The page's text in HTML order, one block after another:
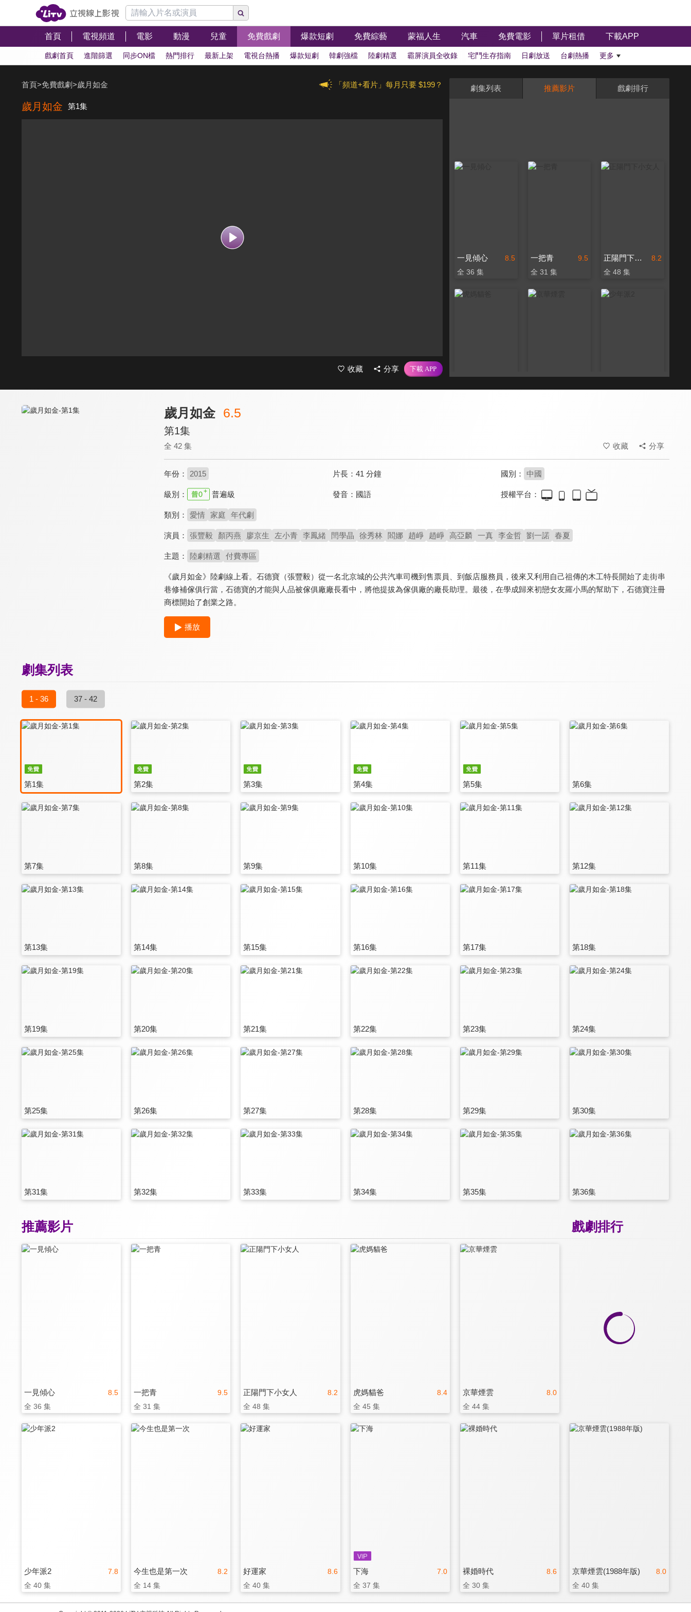
首頁 電視頻道 電影 動漫 兒童 免費戲劇 爆款短劇 免費綜藝 蒙福人生 汽車 免費電影 單片租借 下載APP
戲劇首頁 進階篩選 同步ON檔 熱門排行 最新上架 電視台熱播 爆款短劇 韓劇強檔 陸劇精選 霸屏演員全收錄 宅鬥生存指南 日劇放送 台劇熱播 更多
「頻道+看片」每月只要 $199？
首頁>免費戲劇>歲月如金
歲月如金 第1集
收藏 分享
劇集列表 推薦影片 戲劇排行
8.5
一見傾心
全 36 集
9.5
一把青
全 31 集
8.2
正陽門下小女人
全 48 集
全 14 集 全 40 集
歲月如金 6.5
第1集
全 42 集 收藏 分享
年份： 2015 片長： 41 分鐘 國別： 中國
級別： 普遍級 發音： 國語 授權平台：
類別： 愛情 家庭 年代劇
演員： 張豐毅 顏丙燕 廖京生 左小青 李鳳緒 閆學晶 徐秀林 閻娜 趙崢 趙崢 高亞麟 一真 李金哲 劉一諾 春夏
主題： 陸劇精選 付費專區
《歲月如金》陸劇線上看。石德寶（張豐毅）從一名北京城的公共汽車司機到售票員、到飯店服務員，後來又利用自己祖傳的木工特長開始了走街串
巷修補傢俱行當，石德寶的才能與人品被傢俱廠廠長看中，將他提拔為傢俱廠的廠長助理。最後，在學成歸來初戀女友羅小馬的幫助下，石德寶注冊
商標開始了創業之路。
播放
劇集列表
1 - 36 37 - 42
第1集 第2集 第3集 第4集 第5集 第6集
第7集 第8集 第9集 第10集 第11集 第12集
第13集 第14集 第15集 第16集 第17集 第18集
第19集 第20集 第21集 第22集 第23集 第24集
第25集 第26集 第27集 第28集 第29集 第30集
第31集 第32集 第33集 第34集 第35集 第36集
戲劇排行
推薦影片
8.5
一見傾心
全 36 集
9.5
一把青
全 31 集
8.2
正陽門下小女人
全 48 集
8.4
虎媽貓爸
全 45 集
8.0
京華煙雲
全 44 集
7.8
少年派2
全 40 集
8.2
今生也是第一次
全 14 集
8.6
好運家
全 40 集
7.0
下海
全 37 集
8.6
裸婚時代
全 30 集
8.0
京華煙雲(1988年版)
全 40 集